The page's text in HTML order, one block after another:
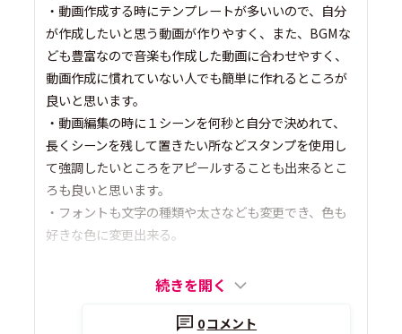
・動画作成する時にテンプレートが多いいので、自分
が作成したいと思う動画が作りやすく、また、BGMな
ども豊富なので音楽も作成した動画に合わせやすく、
動画作成に慣れていない人でも簡単に作れるところが
良いと思います。
・動画編集の時に１シーンを何秒と自分で決めれて、
長くシーンを残して置きたい所などスタンプを使用し
て強調したいところをアピールすることも出来るとこ
ろも良いと思います。
・フォントも文字の種類や太さなども変更でき、色も
好きな色に変更出来る。
続きを開く
0コメント